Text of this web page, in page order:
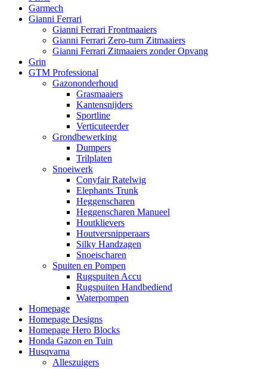
Garmech
Gianni Ferrari
Gianni Ferrari Frontmaaiers
Gianni Ferrari Zero-turn Zitmaaiers
Gianni Ferrari Zitmaaiers zonder Opvang
Grin
GTM Professional
Gazononderhoud
Grasmaaiers
Kantensnijders
Sportline
Verticuteerder
Grondbewerking
Dumpers
Trilplaten
Snoeiwerk
Conyfair Ratelwig
Elephants Trunk
Heggenscharen
Heggenscharen Manueel
Houtklievers
Houtversnipperaars
Silky Handzagen
Snoeischaren
Spuiten en Pompen
Rugspuiten Accu
Rugspuiten Handbediend
Waterpompen
Homepage
Homepage Designs
Homepage Hero Blocks
Honda Gazon en Tuin
Husqvarna
Alleszuigers